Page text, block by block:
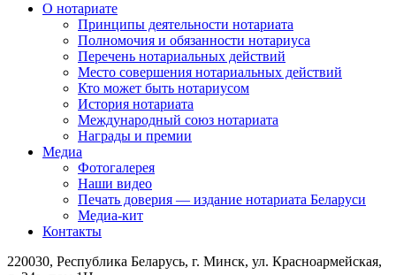
О нотариате
Принципы деятельности нотариата
Полномочия и обязанности нотариуса
Перечень нотариальных действий
Место совершения нотариальных действий
Кто может быть нотариусом
История нотариата
Международный союз нотариата
Награды и премии
Медиа
Фотогалерея
Наши видео
Печать доверия — издание нотариата Беларуси
Медиа-кит
Контакты
220030, Республика Беларусь, г. Минск, ул. Красноармейская,